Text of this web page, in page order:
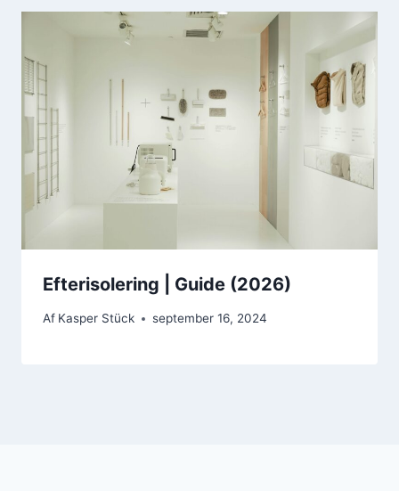
Efterisolering | Guide (2026)
Af Kasper Stück september 16, 2024